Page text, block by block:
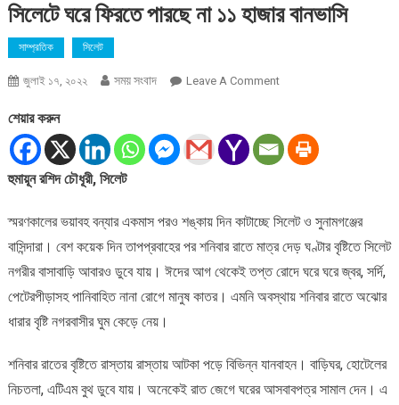
সিলেটে ঘরে ফিরতে পারছে না ১১ হাজার বানভাসি
সাম্প্রতিক সিলেট
জুলাই ১৭, ২০২২ সময় সংবাদ Leave A CommentOn
ফিরতে
পারছে
হাজার
বানভাসি
শেয়ার করুন
হুমায়ূন রশিদ চৌধূরী, সিলেট
স্মরণকালের ভয়াবহ বন্যার একমাস পরও শঙ্কায় দিন কাটাচ্ছে সিলেট ও সুনামগঞ্জের
বাসিন্দারা। বেশ কয়েক দিন তাপপ্রবাহের পর শনিবার রাতে মাত্র দেড় ঘণ্টার বৃষ্টিতে সিলেট
নগরীর বাসাবাড়ি আবারও ডুবে যায়। ঈদের আগ থেকেই তপ্ত রোদে ঘরে ঘরে জ্বর, সর্দি,
পেটেরপীড়াসহ পানিবাহিত নানা রোগে মানুষ কাতর। এমনি অবস্থায় শনিবার রাতে অঝোর
ধারার বৃষ্টি নগরবাসীর ঘুম কেড়ে নেয়।
শনিবার রাতের বৃষ্টিতে রাস্তায় রাস্তায় আটকা পড়ে বিভিন্ন যানবাহন। বাড়িঘর, হোটেলের
নিচতলা, এটিএম বুথ ডুবে যায়। অনেকেই রাত জেগে ঘরের আসবাবপত্র সামাল দেন। এ